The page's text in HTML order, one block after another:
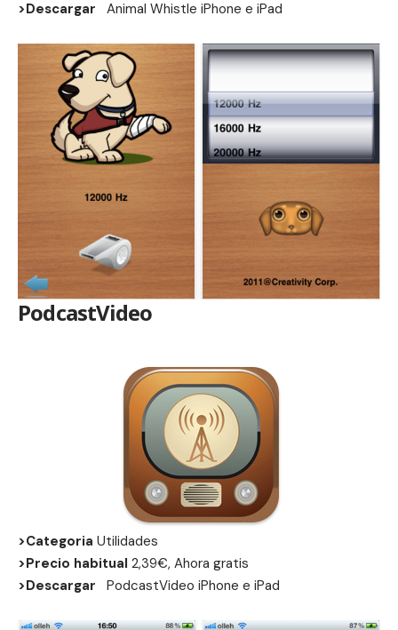
>Descargar Animal Whistle iPhone e iPad
PodcastVideo
>Categoria Utilidades
>Precio habitual 2,39€, Ahora gratis
>Descargar
PodcastVideo iPhone e iPad